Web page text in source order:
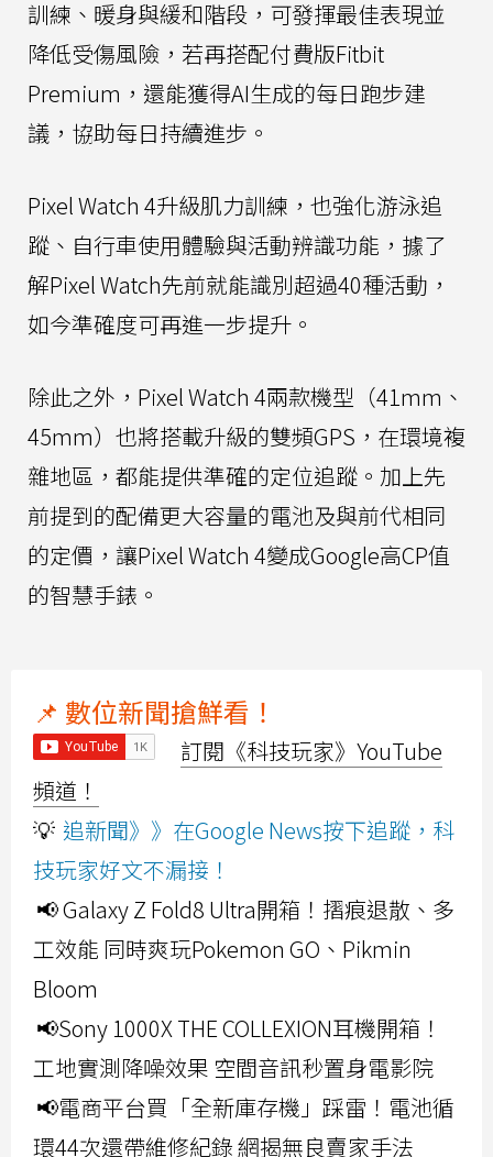
訓練、暖身與緩和階段，可發揮最佳表現並
降低受傷風險，若再搭配付費版Fitbit
Premium，還能獲得AI生成的每日跑步建
議，協助每日持續進步。
Pixel Watch 4升級肌力訓練，也強化游泳追
蹤、自行車使用體驗與活動辨識功能，據了
解Pixel Watch先前就能識別超過40種活動，
如今準確度可再進一步提升。
除此之外，Pixel Watch 4兩款機型（41mm、
45mm）也將搭載升級的雙頻GPS，在環境複
雜地區，都能提供準確的定位追蹤。加上先
前提到的配備更大容量的電池及與前代相同
的定價，讓Pixel Watch 4變成Google高CP值
的智慧手錶。
📌 數位新聞搶鮮看！
訂閱《科技玩家》YouTube
頻道！
💡 追新聞》》在Google News按下追蹤，科
技玩家好文不漏接！
📢 Galaxy Z Fold8 Ultra開箱！摺痕退散、多
工效能 同時爽玩Pokemon GO、Pikmin
Bloom
📢Sony 1000X THE COLLEXION耳機開箱！
工地實測降噪效果 空間音訊秒置身電影院
📢電商平台買「全新庫存機」踩雷！電池循
環44次還帶維修紀錄 網揭無良賣家手法